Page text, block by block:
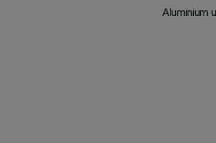
Aluminium